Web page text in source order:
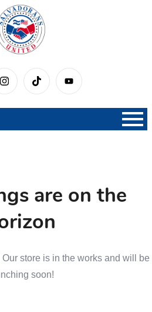
are on the
store is in the works and will be
soon!